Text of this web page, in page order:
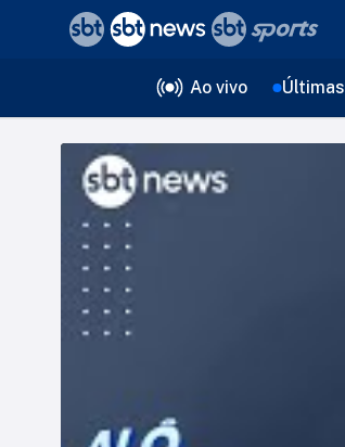
Ao vivo Últimas
voltar
Editorias